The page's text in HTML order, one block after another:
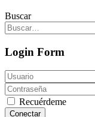
Buscar
Login Form
Recuérdeme
Conectar